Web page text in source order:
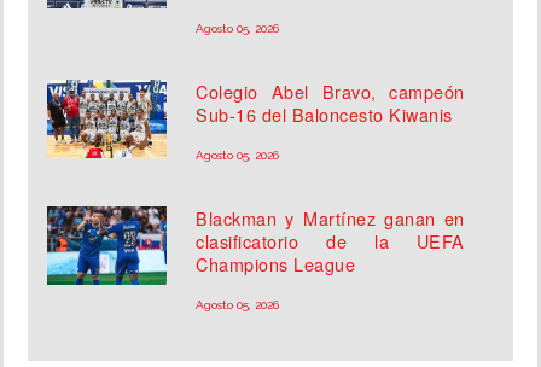
Agosto 05, 2026
Colegio Abel Bravo, campeón
Sub-16 del Baloncesto Kiwanis
Agosto 05, 2026
Blackman y Martínez ganan en
clasificatorio de la UEFA
Champions League
Agosto 05, 2026